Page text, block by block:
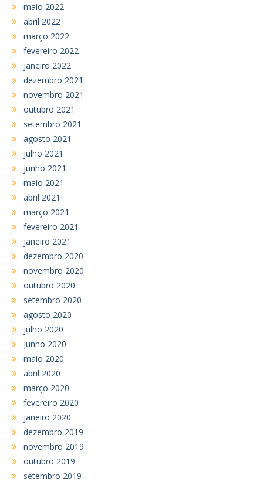
maio 2022
abril 2022
março 2022
fevereiro 2022
janeiro 2022
dezembro 2021
novembro 2021
outubro 2021
setembro 2021
agosto 2021
julho 2021
junho 2021
maio 2021
abril 2021
março 2021
fevereiro 2021
janeiro 2021
dezembro 2020
novembro 2020
outubro 2020
setembro 2020
agosto 2020
julho 2020
junho 2020
maio 2020
abril 2020
março 2020
fevereiro 2020
janeiro 2020
dezembro 2019
novembro 2019
outubro 2019
setembro 2019